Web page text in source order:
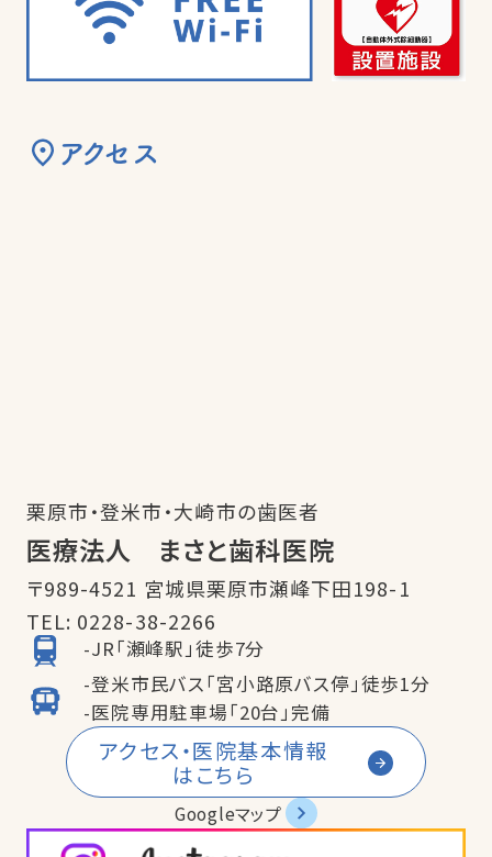
アクセス
栗原市・登米市・大崎市の歯医者
医療法人 まさと歯科医院
〒989-4521 宮城県栗原市瀬峰下田198-1
TEL: 0228-38-2266
-JR「瀬峰駅」徒歩7分
-登米市民バス「宮小路原バス停」徒歩1分
-医院専用駐車場「20台」完備
アクセス・医院基本情報
はこちら
Googleマップ